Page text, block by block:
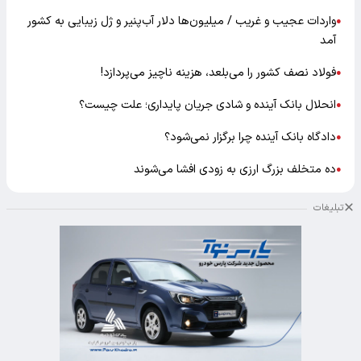
●واردات عجیب و غریب / میلیون‌ها دلار آب‌پنیر و ژل زیبایی به کشور
آمد
●فولاد نصف کشور را می‌بلعد، هزینه ناچیز می‌پردازد!
●انحلال بانک آینده و شادی جریان پایداری؛ علت چیست؟
●دادگاه بانک آینده چرا برگزار نمی‌شود؟
●ده متخلف بزرگ ارزی به زودی افشا می‌شوند
تبلیغات